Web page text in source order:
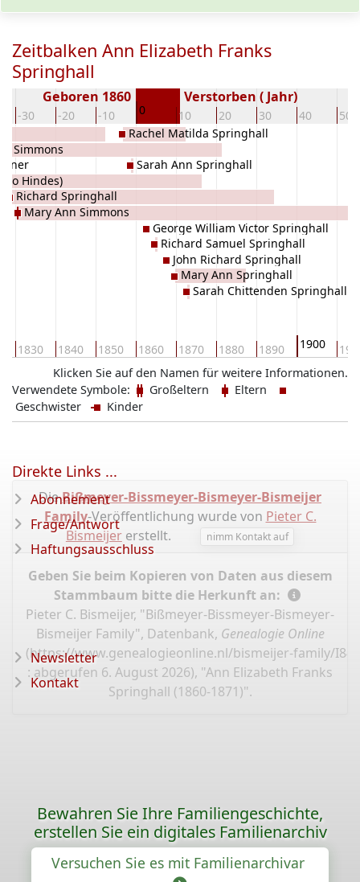
Zeitbalken Ann Elizabeth Franks
Springhall
-30 -20 -10 0 10 20 30 40 50
Geboren 1860 Verstorben ( Jahr)
1830 1840 1850 1860 1870 1880 1890 1900
Simmons
Hindes)
Richard Springhall
Mary Ann Simmons
Rachel Matilda Springhall
Sarah Ann Springhall
George William Victor Springhall
Richard Samuel Springhall
John Richard Springhall
Mary Ann Springhall
Sarah Chittenden Springhall
Klicken Sie auf den Namen für weitere Informationen.
Verwendete Symbole:
Großeltern
Eltern
Geschwister
Kinder
DieBißmeyer-Bissmeyer-Bismeyer-Bismeijer
Family-Veröffentlichung wurde von Pieter C.
Bismeijererstellt. nimm Kontakt auf
Geben Sie beim Kopieren von Daten aus diesem
Stammbaum bitte die Herkunft an:
Pieter C. Bismeijer, "Bißmeyer-Bissmeyer-Bismeyer-
Bismeijer Family", Datenbank, Genealogie Online
(https://www.genealogieonline.nl/bismeijer-family/
: abgerufen 6. August 2026), "Ann Elizabeth Franks
Springhall (1860-1871)".
Direkte Links ...
Abonnement
Frage/Antwort
Haftungsausschluss
Newsletter
Kontakt
Bewahren Sie Ihre Familiengeschichte,
erstellen Sie ein digitales Familienarchiv
Versuchen Sie es mit Familienarchivar